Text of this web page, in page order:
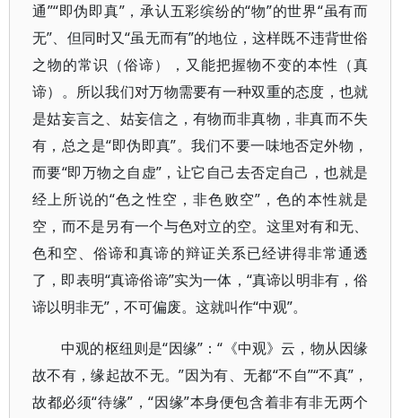
通”“即伪即真”，承认五彩缤纷的“物”的世界“虽有而
无”、但同时又“虽无而有”的地位，这样既不违背世俗
之物的常识（俗谛），又能把握物不变的本性（真
谛）。所以我们对万物需要有一种双重的态度，也就
是姑妄言之、姑妄信之，有物而非真物，非真而不失
有，总之是“即伪即真”。我们不要一味地否定外物，
而要“即万物之自虚”，让它自己去否定自己，也就是
经上所说的“色之性空，非色败空”，色的本性就是
空，而不是另有一个与色对立的空。这里对有和无、
色和空、俗谛和真谛的辩证关系已经讲得非常通透
了，即表明“真谛俗谛”实为一体，“真谛以明非有，俗
谛以明非无”，不可偏废。这就叫作“中观”。
中观的枢纽则是“因缘”：“《中观》云，物从因缘
故不有，缘起故不无。”因为有、无都“不自”“不真”，
故都必须“待缘”，“因缘”本身便包含着非有非无两个